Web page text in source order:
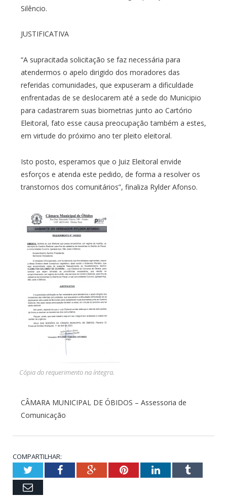
Silêncio.
JUSTIFICATIVA
“A supracitada solicitação se faz necessária para
atendermos o apelo dirigido dos moradores das
referidas comunidades, que expuseram a dificuldade
enfrentadas de se deslocarem até a sede do Municipio
para cadastrarem suas biometrias junto ao Cartório
Eleitoral, fato esse causa preocupação também a estes,
em virtude do próximo ano ter pleito eleitoral.
Isto posto, esperamos que o Juiz Eleitoral envide
esforços e atenda este pedido, de forma a resolver os
transtornos dos comunitários”, finaliza Rylder Afonso.
Cópia do requerimento na íntegra.
CÂMARA MUNICIPAL DE ÓBIDOS – Assessoria de
Comunicação
COMPARTILHAR:
TwitterFacebookGoogle+PinterestLinkedInTumblr
Email